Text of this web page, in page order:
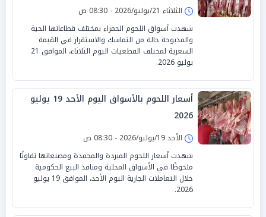
الثلاثاء 21/يوليو/2026 - 08:30 ص
شهدت أسواق اللحوم الحمراء بمختلف قطاعاتها الحية
والمذبوحة حالة من التماسك والاستقرار في القيمة
السعرية لمختلف القطعيات اليوم الثلاثاء، الموافق 21
يوليو 2026.
أسعار اللحوم بالأسواق اليوم الأحد 19 يوليو
2026
الأحد 19/يوليو/2026 - 08:30 ص
شهدت أسعار اللحوم المبردة والمجمدة ومصنعاتها تفاوتًا
ملحوظًا في الأسواق المحلية ومنافذ البيع الحكومية
خلال التعاملات الجارية اليوم الأحد، الموافق 19 يوليو
2026.